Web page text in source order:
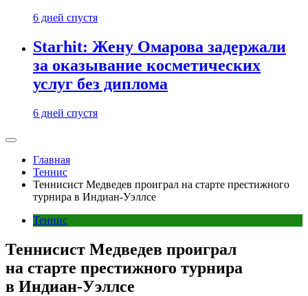
6 дней спустя
Starhit: Жену Омарова задержали
за оказывание косметических
услуг без диплома
6 дней спустя
Главная
Теннис
Теннисист Медведев проиграл на старте престижного
турнира в Индиан-Уэллсе
Теннис
Теннисист Медведев проиграл
на старте престижного турнира
в Индиан-Уэллсе